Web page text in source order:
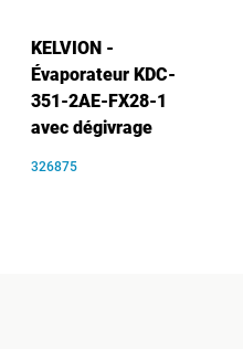
KELVION -
Évaporateur KDC-
351-2AE-FX28-1
avec dégivrage
326875